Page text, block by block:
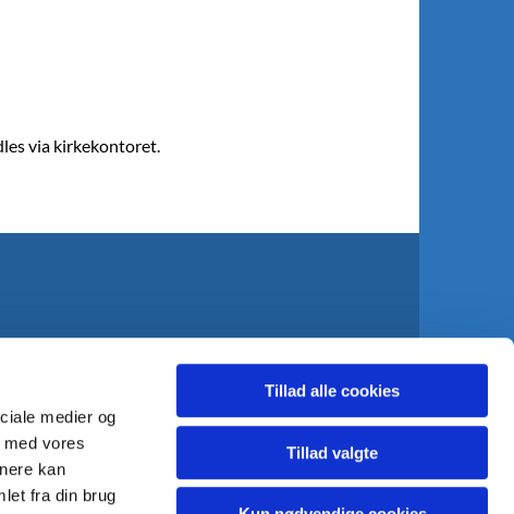
medier og
vores
kan
fra din brug
Tillad alle cookies
Tillad valgte
via kirkekontoret.
islandsbrygges.sogn@km.dk